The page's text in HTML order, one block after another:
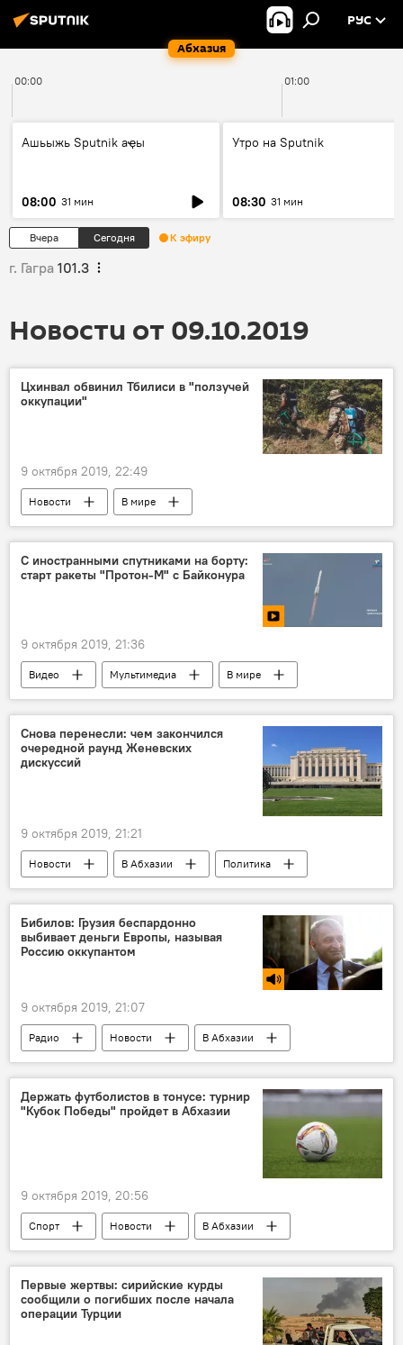
Абхазия
РУС
00:00 01:00
Ашьыжь Sputnik аҿы
08:00 31 мин
Утро на Sputnik
08:30 31 мин
Вчера Сегодня К эфиру
г. Гагра 101.3
Новости от 09.10.2019
Цхинвал обвинил Тбилиси в "ползучей
оккупации"
9 октября 2019, 22:49
Новости В мире
С иностранными спутниками на борту:
старт ракеты "Протон-М" с Байконура
9 октября 2019, 21:36
Видео Мультимедиа В мире
Снова перенесли: чем закончился
очередной раунд Женевских
дискуссий
9 октября 2019, 21:21
Новости В Абхазии Политика
Бибилов: Грузия беспардонно
выбивает деньги Европы, называя
Россию оккупантом
9 октября 2019, 21:07
Радио Новости В Абхазии
Держать футболистов в тонусе: турнир
"Кубок Победы" пройдет в Абхазии
9 октября 2019, 20:56
Спорт Новости В Абхазии
Первые жертвы: сирийские курды
сообщили о погибших после начала
операции Турции